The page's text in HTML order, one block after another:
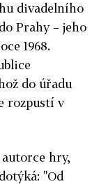
divadelního
Prahy – jeho
1968.
do úřadu
rozpustí v
autorce hry,
"Od